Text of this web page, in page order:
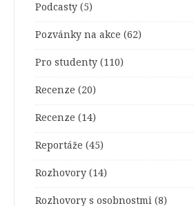
Podcasty (5)
Pozvánky na akce (62)
Pro studenty (110)
Recenze (20)
Recenze (14)
Reportáže (45)
Rozhovory (14)
Rozhovory s osobnostmi (8)